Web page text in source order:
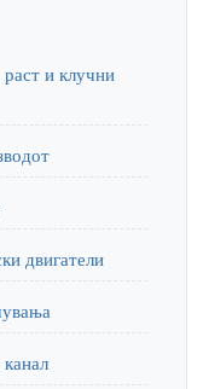
и клучни
двигатели